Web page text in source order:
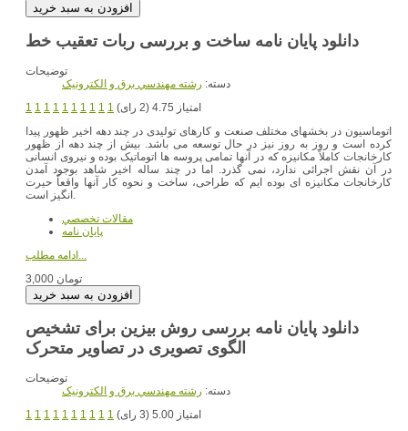
دانلود پایان نامه ساخت و بررسی ربات تعقیب خط
توضیحات
دسته: رشته مهندسي برق و الکترونيک
1 1 1 1 1 1 1 1 1 1
امتیاز 4.75 (2 رای)
اتوماسیون در بخشهای مختلف صنعت و کارهای تولیدی در چند دهه اخیر ظهور پیدا
کرده است و روز به روز نیز در حال توسعه می باشد. بیش از چند دهه از ظهور
کارخانجات کاملاً مکانیزه که در آنها تمامی پروسه ها اتوماتیک بوده و نیروی انسانی
در آن نقش اجرائی ندارد، نمی گذرد. اما در چند ساله اخیر شاهد بوجود آمدن
کارخانجات مکانیزه ای بوده ایم که طراحی، ساخت و نحوه کار آنها واقعاً حیرت
انگیز است.
مقالات تخصصي
پایان نامه
ادامه مطلب...
3,000 تومان
دانلود پایان نامه بررسی روش بیزین برای تشخیص
الگوی تصویری در تصاویر متحرک
توضیحات
دسته: رشته مهندسي برق و الکترونيک
1 1 1 1 1 1 1 1 1 1
امتیاز 5.00 (3 رای)